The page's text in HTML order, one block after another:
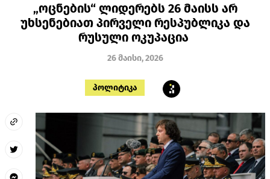
„ოცნების“ ლიდერებს 26 მაისს არ
უხსენებიათ პირველი რესპუბლიკა და
რუსული ოკუპაცია
26 მაისი, 2026
პოლიტიკა